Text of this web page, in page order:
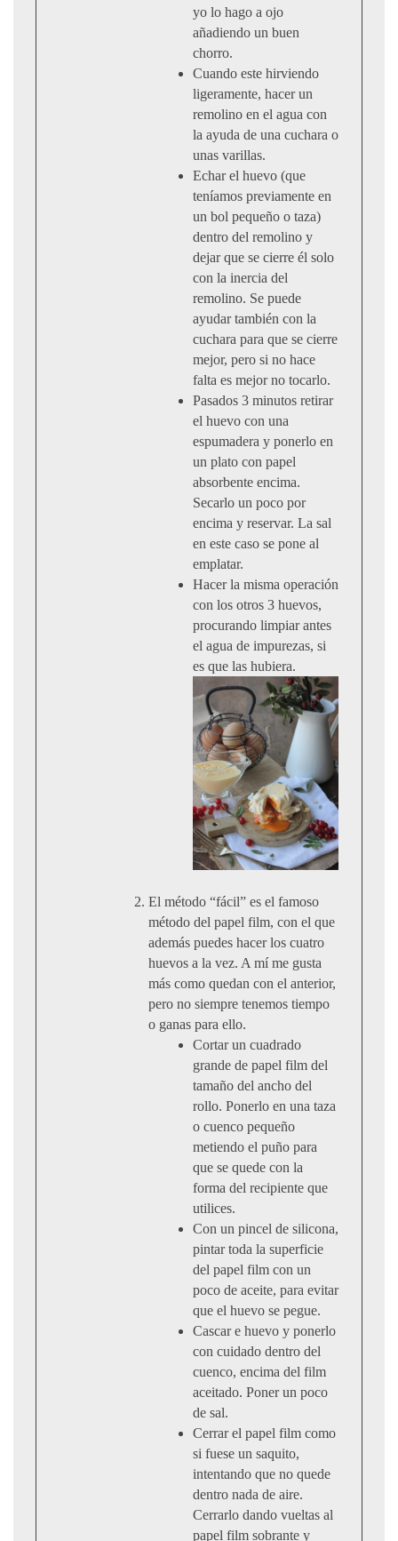
yo lo hago a ojo
añadiendo un buen
chorro.
Cuando este hirviendo
ligeramente, hacer un
remolino en el agua con
la ayuda de una cuchara o
unas varillas.
Echar el huevo (que
teníamos previamente en
un bol pequeño o taza)
dentro del remolino y
dejar que se cierre él solo
con la inercia del
remolino. Se puede
ayudar también con la
cuchara para que se cierre
mejor, pero si no hace
falta es mejor no tocarlo.
Pasados 3 minutos retirar
el huevo con una
espumadera y ponerlo en
un plato con papel
absorbente encima.
Secarlo un poco por
encima y reservar. La sal
en este caso se pone al
emplatar.
Hacer la misma operación
con los otros 3 huevos,
procurando limpiar antes
el agua de impurezas, si
es que las hubiera.
El método “fácil” es el famoso
método del papel film, con el que
además puedes hacer los cuatro
huevos a la vez. A mí me gusta
más como quedan con el anterior,
pero no siempre tenemos tiempo
o ganas para ello.
Cortar un cuadrado
grande de papel film del
tamaño del ancho del
rollo. Ponerlo en una taza
o cuenco pequeño
metiendo el puño para
que se quede con la
forma del recipiente que
utilices.
Con un pincel de silicona,
pintar toda la superficie
del papel film con un
poco de aceite, para evitar
que el huevo se pegue.
Cascar e huevo y ponerlo
con cuidado dentro del
cuenco, encima del film
aceitado. Poner un poco
de sal.
Cerrar el papel film como
si fuese un saquito,
intentando que no quede
dentro nada de aire.
Cerrarlo dando vueltas al
papel film sobrante y